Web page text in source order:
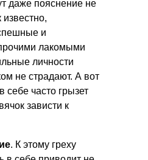
даже пояснение не
известно,
и
лакомыми
личности
не страдают. А вот
себе часто грызет
зависти к
. К этому греху